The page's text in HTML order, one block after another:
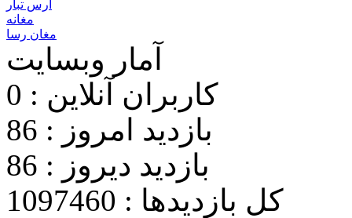
ارس تبار
مغانه
مغان رسا
آمار وبسایت
کاربران آنلاین : 0
بازدید امروز : 86
بازدید دیروز : 86
کل بازدیدها : 1097460